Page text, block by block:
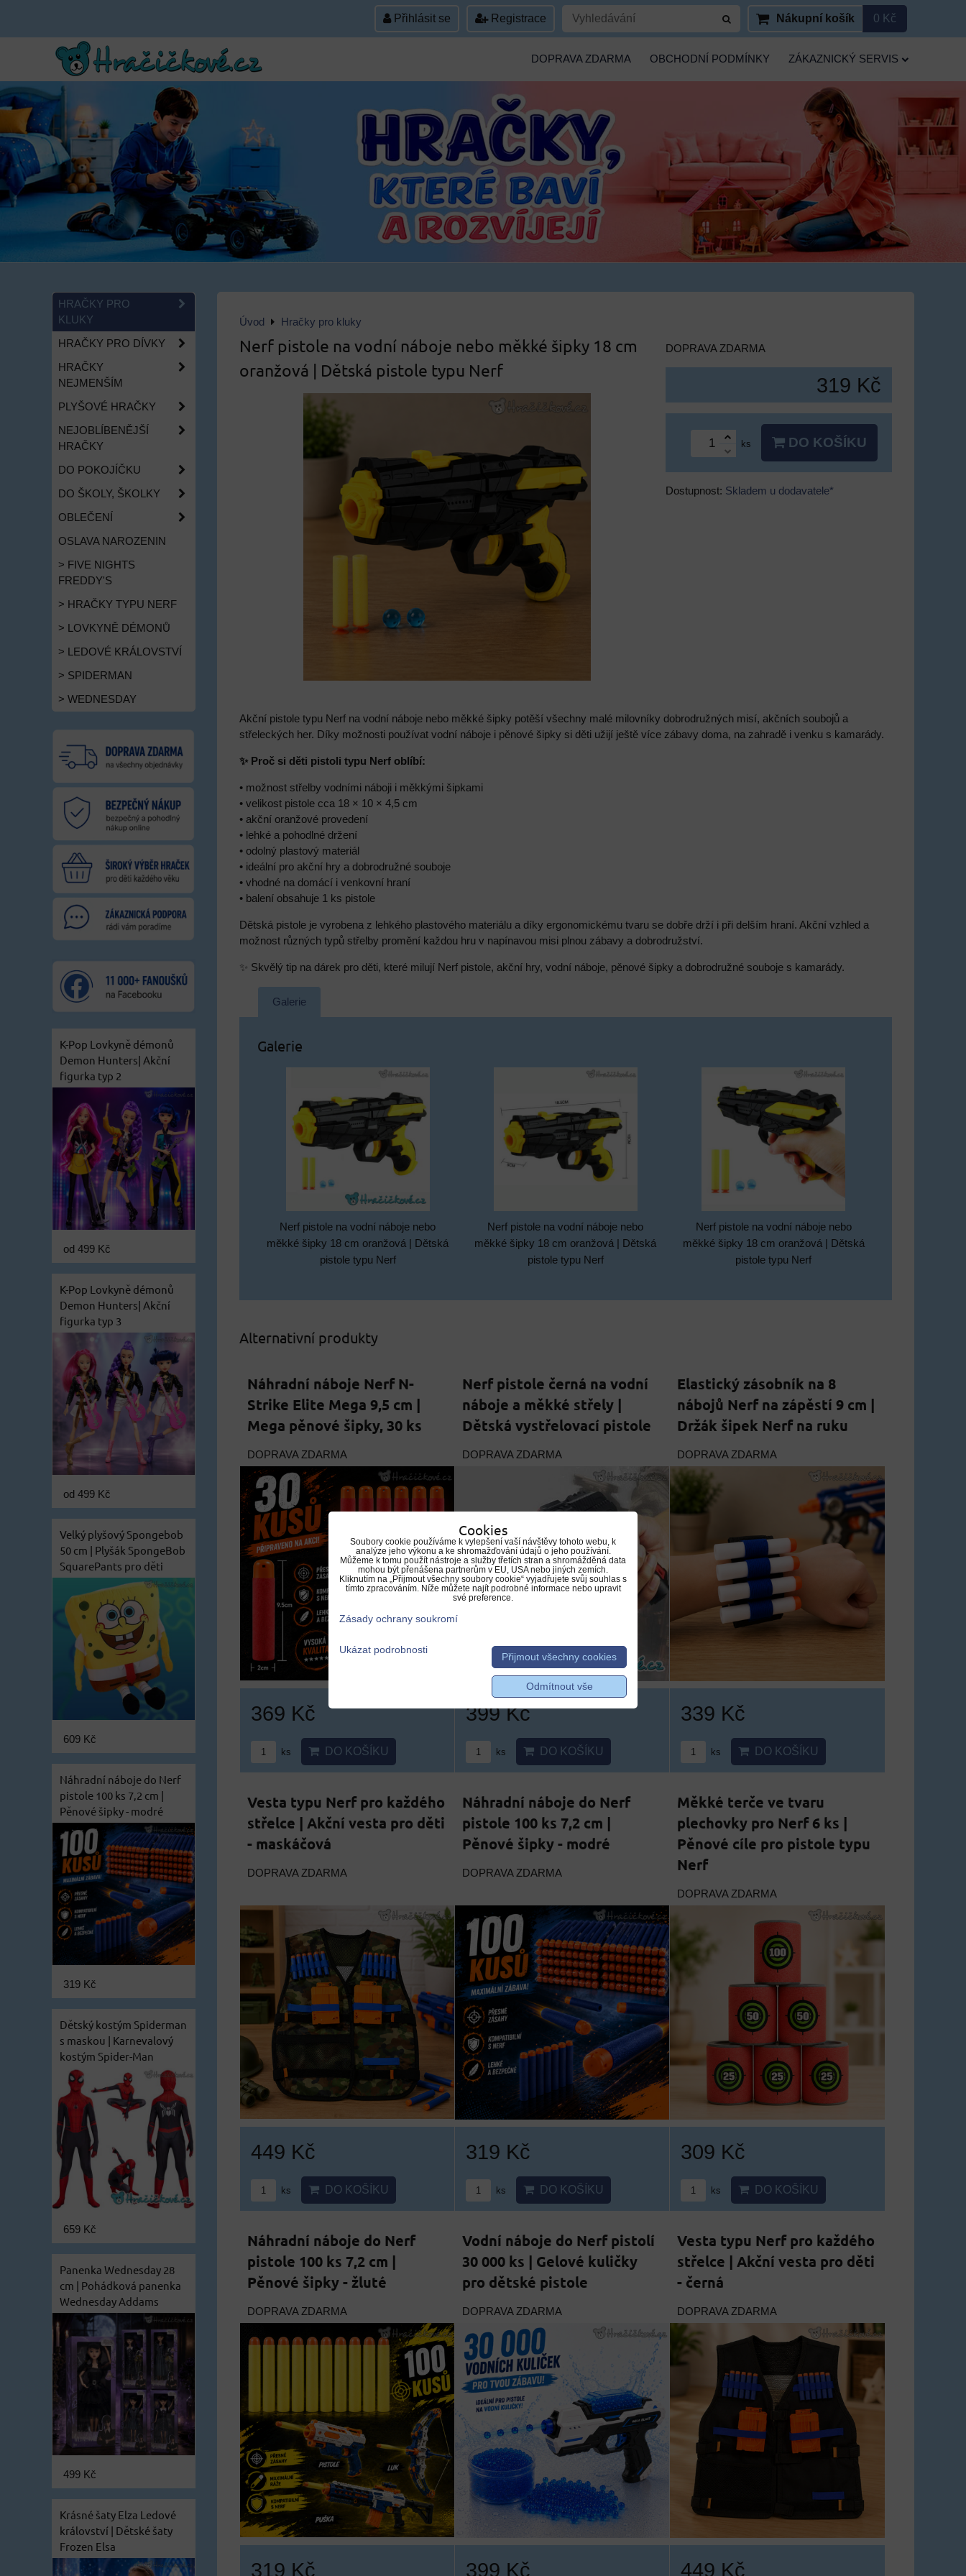
Přihlásit se Registrace Nákupní košík 0 Kč
DOPRAVA ZDARMA OBCHODNÍ PODMÍNKY ZÁKAZNICKÝ SERVIS
Úvod Hračky pro kluky
Nerf pistole na vodní náboje nebo měkké šipky 18 cm
oranžová | Dětská pistole typu Nerf
DOPRAVA ZDARMA
319 Kč
ks DO KOŠÍKU
Dostupnost: Skladem u dodavatele*
Akční pistole typu Nerf na vodní náboje nebo měkké šipky potěší všechny malé milovníky dobrodružných misí, akčních soubojů a
střeleckých her. Díky možnosti používat vodní náboje i pěnové šipky si děti užijí ještě více zábavy doma, na zahradě i venku s kamarády.
✨ Proč si děti pistoli typu Nerf oblíbí:
• možnost střelby vodními náboji i měkkými šipkami
• velikost pistole cca 18 × 10 × 4,5 cm
• akční oranžové provedení
• lehké a pohodlné držení
• odolný plastový materiál
• ideální pro akční hry a dobrodružné souboje
• vhodné na domácí i venkovní hraní
• balení obsahuje 1 ks pistole
Dětská pistole je vyrobena z lehkého plastového materiálu a díky ergonomickému tvaru se dobře drží i při delším hraní. Akční vzhled a
možnost různých typů střelby promění každou hru v napínavou misi plnou zábavy a dobrodružství.
✨ Skvělý tip na dárek pro děti, které milují Nerf pistole, akční hry, vodní náboje, pěnové šipky a dobrodružné souboje s kamarády.
Galerie
Galerie
Nerf pistole na vodní náboje nebo
měkké šipky 18 cm oranžová | Dětská
pistole typu Nerf
Nerf pistole na vodní náboje nebo
měkké šipky 18 cm oranžová | Dětská
pistole typu Nerf
Nerf pistole na vodní náboje nebo
měkké šipky 18 cm oranžová | Dětská
pistole typu Nerf
Alternativní produkty
Náhradní náboje Nerf N-
Strike Elite Mega 9,5 cm |
Mega pěnové šipky, 30 ks
DOPRAVA ZDARMA
369 Kč
ks DO KOŠÍKU
Nerf pistole černá na vodní
náboje a měkké střely |
Dětská vystřelovací pistole
DOPRAVA ZDARMA
399 Kč
ks DO KOŠÍKU
Elastický zásobník na 8
nábojů Nerf na zápěstí 9 cm |
Držák šipek Nerf na ruku
DOPRAVA ZDARMA
339 Kč
ks DO KOŠÍKU
Vesta typu Nerf pro každého
střelce | Akční vesta pro děti
- maskáčová
DOPRAVA ZDARMA
449 Kč
ks DO KOŠÍKU
Náhradní náboje do Nerf
pistole 100 ks 7,2 cm |
Pěnové šipky - modré
DOPRAVA ZDARMA
319 Kč
ks DO KOŠÍKU
Měkké terče ve tvaru
plechovky pro Nerf 6 ks |
Pěnové cíle pro pistole typu
Nerf
DOPRAVA ZDARMA
309 Kč
ks DO KOŠÍKU
Náhradní náboje do Nerf
pistole 100 ks 7,2 cm |
Pěnové šipky - žluté
DOPRAVA ZDARMA
319 Kč
Vodní náboje do Nerf pistolí
30 000 ks | Gelové kuličky
pro dětské pistole
DOPRAVA ZDARMA
399 Kč
Vesta typu Nerf pro každého
střelce | Akční vesta pro děti
- černá
DOPRAVA ZDARMA
449 Kč
HRAČKY PRO
KLUKY
HRAČKY PRO DÍVKY
HRAČKY
NEJMENŠÍM
PLYŠOVÉ HRAČKY
NEJOBLÍBENĚJŠÍ
HRAČKY
DO POKOJÍČKU
DO ŠKOLY, ŠKOLKY
OBLEČENÍ
OSLAVA NAROZENIN
> FIVE NIGHTS
FREDDY'S
> HRAČKY TYPU NERF
> LOVKYNĚ DÉMONŮ
> LEDOVÉ KRÁLOVSTVÍ
> SPIDERMAN
> WEDNESDAY
K-Pop Lovkyně démonů
Demon Hunters| Akční
figurka typ 2
od 499 Kč
K-Pop Lovkyně démonů
Demon Hunters| Akční
figurka typ 3
od 499 Kč
Velký plyšový Spongebob
50 cm | Plyšák SpongeBob
SquarePants pro děti
609 Kč
Náhradní náboje do Nerf
pistole 100 ks 7,2 cm |
Pěnové šipky - modré
319 Kč
Dětský kostým Spiderman
s maskou | Karnevalový
kostým Spider-Man
659 Kč
Panenka Wednesday 28
cm | Pohádková panenka
Wednesday Addams
499 Kč
Krásné šaty Elza Ledové
království | Dětské šaty
Frozen Elsa
Cookies
Soubory cookie používáme k vylepšení vaší návštěvy tohoto webu, k
analýze jeho výkonu a ke shromažďování údajů o jeho používání.
Můžeme k tomu použít nástroje a služby třetích stran a shromážděná data
mohou být přenášena partnerům v EU, USA nebo jiných zemích.
Kliknutím na „Přijmout všechny soubory cookie“ vyjadřujete svůj souhlas s
tímto zpracováním. Níže můžete najít podrobné informace nebo upravit
své preference.
Zásady ochrany soukromí
Ukázat podrobnosti
Přijmout všechny cookies
Odmítnout vše